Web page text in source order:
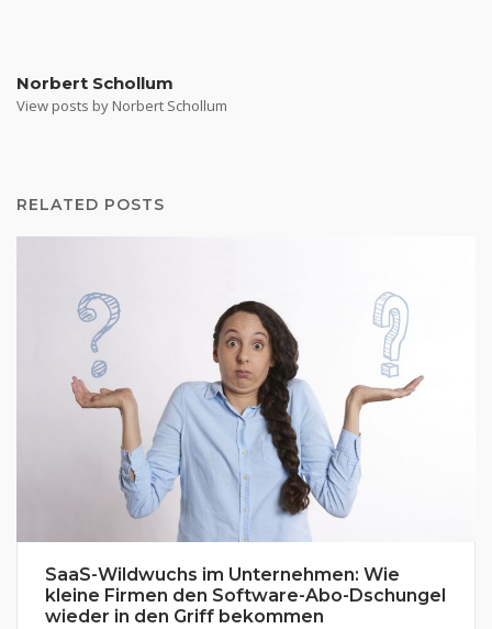
Norbert Schollum
View posts by Norbert Schollum
RELATED POSTS
SaaS-Wildwuchs im Unternehmen: Wie
kleine Firmen den Software-Abo-Dschungel
wieder in den Griff bekommen